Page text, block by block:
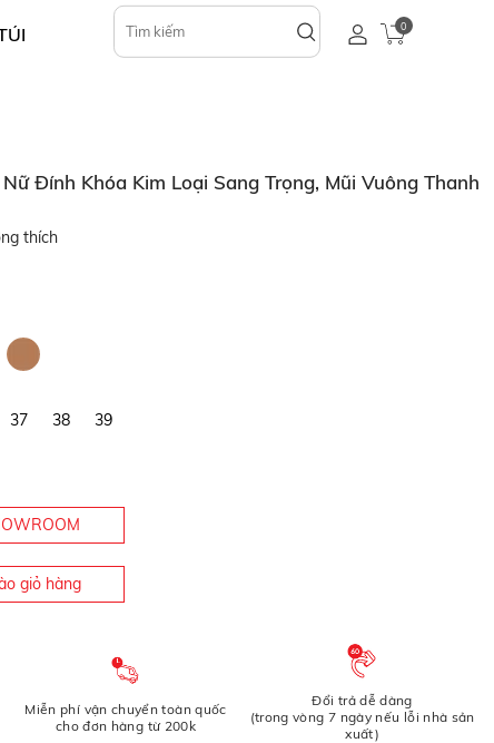
0
Đính Khóa Kim Loại Sang Trọng, Mũi Vuông Thanh
thích
37 38 39
giỏ hàng
Miễn phí vận chuyển toàn quốc
cho đơn hàng từ 200k
Đổi trả dễ dàng
(trong vòng 7 ngày nếu lỗi nhà sản
xuất)